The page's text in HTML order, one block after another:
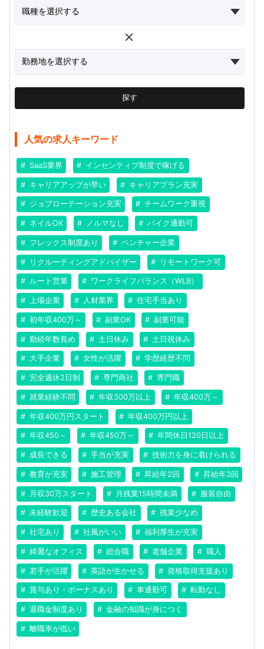
探す
人気の求人キーワード
SaaS業界 インセンティブ制度で稼げる
キャリアアップが早い キャリアプラン充実
ジョブローテーション充実 チームワーク重視
ネイルOK ノルマなし バイク通勤可
フレックス制度あり ベンチャー企業
リクルーティングアドバイザー リモートワーク可
ルート営業 ワークライフバランス（WLB）
上場企業 人材業界 住宅手当あり
初年収400万～ 副業OK 副業可能
勤続年数長め 土日休み 土日祝休み
大手企業 女性が活躍 学歴経歴不問
完全週休2日制 専門商社 専門職
就業経験不問 年収300万以上 年収400万～
年収400万円スタート 年収400万円以上
年収450～ 年収450万～ 年間休日120日以上
成長できる 手当が充実 技術力を身に着けられる
教育が充実 施工管理 昇給年2回 昇給年3回
月収30万スタート 月残業15時間未満 服装自由
未経験歓迎 歴史ある会社 残業少なめ
社宅あり 社風がいい 福利厚生が充実
綺麗なオフィス 総合職 老舗企業 職人
若手が活躍 英語が生かせる 資格取得支援あり
賞与あり・ボーナスあり 車通勤可 転勤なし
退職金制度あり 金融の知識が身につく
離職率が低い